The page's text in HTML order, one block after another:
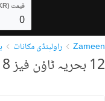
قیمت (PKR)
0
Zameen راولپنڈی مکانات
12 بحریہ ٹاؤن فیز 8 ۔ عثمان بلاک میں مکانات کرایہ پر دستیاب